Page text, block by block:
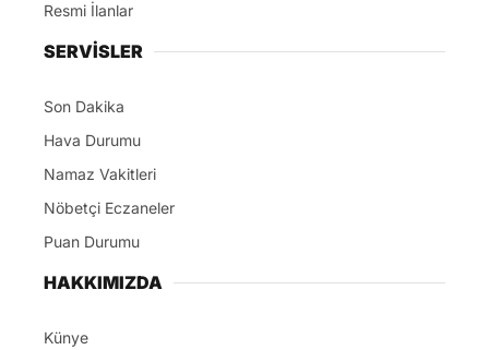
Resmi İlanlar
SERVİSLER
Son Dakika
Hava Durumu
Namaz Vakitleri
Nöbetçi Eczaneler
Puan Durumu
HAKKIMIZDA
Künye